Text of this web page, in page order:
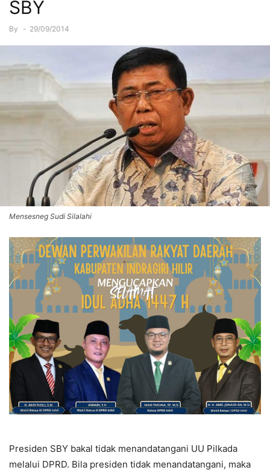
SBY
By - 29/09/2014
Mensesneg Sudi Silalahi
Presiden SBY bakal tidak menandatangani UU Pilkada
melalui DPRD. Bila presiden tidak menandatangani, maka